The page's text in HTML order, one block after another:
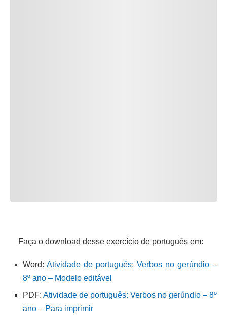
Faça o download desse exercício de português em:
Word: Atividade de português: Verbos no gerúndio –
8º ano – Modelo editável
PDF: Atividade de português: Verbos no gerúndio – 8º
ano – Para imprimir